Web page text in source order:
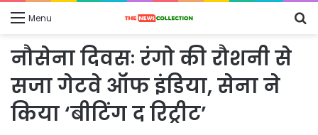
Menu
नौसेना दिवसः रंगो की रौशनी से
सजा गेटवे ऑफ इंडिया, सेना ने
किया ‘बीटिंग द रिट्रीट’